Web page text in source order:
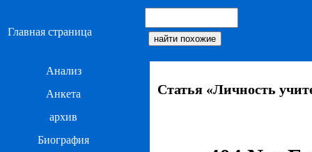
Главная страница
Анализ
Анкета
архив
Биография
Статья «Личность